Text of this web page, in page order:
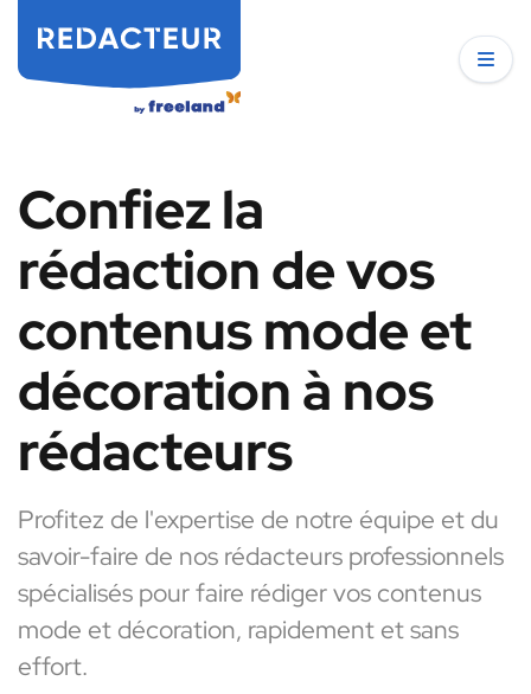
Confiez la
rédaction de vos
contenus mode et
décoration à nos
rédacteurs
Profitez de l'expertise de notre équipe et du
savoir-faire de nos rédacteurs professionnels
spécialisés pour faire rédiger vos contenus
mode et décoration, rapidement et sans
effort.